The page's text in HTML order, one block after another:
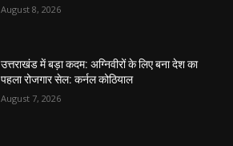
August 8, 2026
उत्तराखंड में बड़ा कदम: अग्निवीरों के लिए बना देश का
पहला रोजगार सेल: कर्नल कोठियाल
August 7, 2026